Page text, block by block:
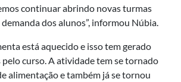
continuar abrindo novas turmas
dos alunos”, informou Núbia.
está aquecido e isso tem gerado
pelo curso. A atividade tem se tornado
alimentação e também já se tornou